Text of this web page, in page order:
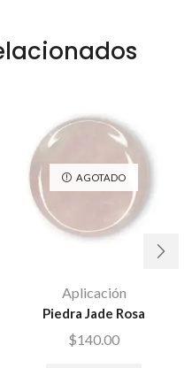
AGOTADO
Aplicación
Piedra Jade Rosa
$140.00